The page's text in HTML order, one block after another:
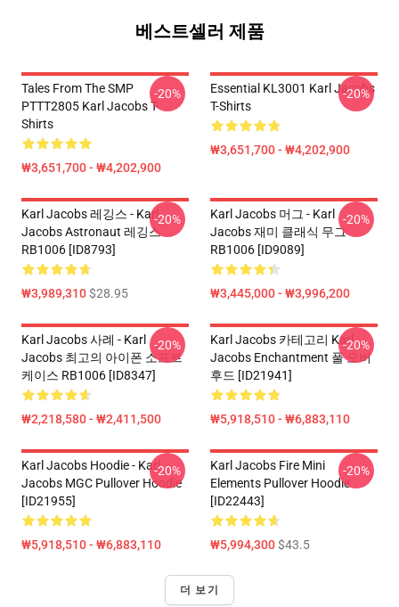
베스트셀러 제품
Tales From The SMP
PTTT2805 Karl Jacobs T-
Shirts
₩3,651,700 - ₩4,202,900
-20%
Essential KL3001 Karl Jacobs
T-Shirts
₩3,651,700 - ₩4,202,900
-20%
Karl Jacobs 레깅스 - Karl
Jacobs Astronaut 레깅스
RB1006 [ID8793]
₩3,989,310$28.95
-20%
Karl Jacobs 머그 - Karl
Jacobs 재미 클래식 무그
RB1006 [ID9089]
₩3,445,000 - ₩3,996,200
-20%
Karl Jacobs 사례 - Karl
Jacobs 최고의 아이폰 소프트
케이스 RB1006 [ID8347]
₩2,218,580 - ₩2,411,500
-20%
Karl Jacobs 카테고리 Karl
Jacobs Enchantment 풀 오버
후드 [ID21941]
₩5,918,510 - ₩6,883,110
-20%
Karl Jacobs Hoodie - Karl
Jacobs MGC Pullover Hoodie
[ID21955]
₩5,918,510 - ₩6,883,110
-20%
Karl Jacobs Fire Mini
Elements Pullover Hoodie
[ID22443]
₩5,994,300$43.5
-20%
더 보기